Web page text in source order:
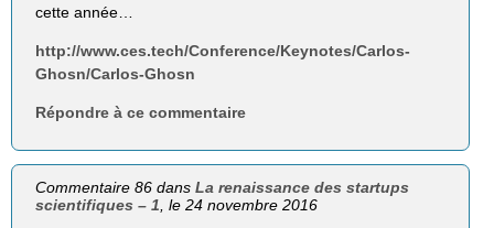
cette année…
http://www.ces.tech/Conference/Keynotes/Carlos-
Ghosn/Carlos-Ghosn
Répondre à ce commentaire
Commentaire 86 dansLa renaissance des startups
scientifiques – 1 , le 24 novembre 2016